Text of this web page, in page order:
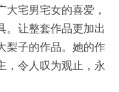
宅男宅女的喜爱，
。让整套作品更加出
梨子的作品。她的作
，令人叹为观止，永